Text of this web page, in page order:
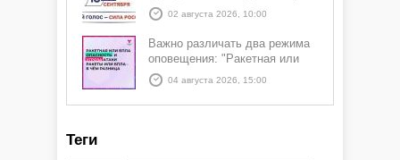
02 августа 2026, 10:00
Важно различать два режима
оповещения: "Ракетная или
БПЛА опасность" и "Угроза
атаки ракеты или БПЛА"
04 августа 2026, 15:00
Теги